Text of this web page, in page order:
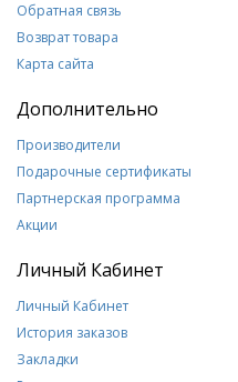
Обратная связь
Возврат товара
Карта сайта
Дополнительно
Производители
Подарочные сертификаты
Партнерская программа
Акции
Личный Кабинет
Личный Кабинет
История заказов
Закладки